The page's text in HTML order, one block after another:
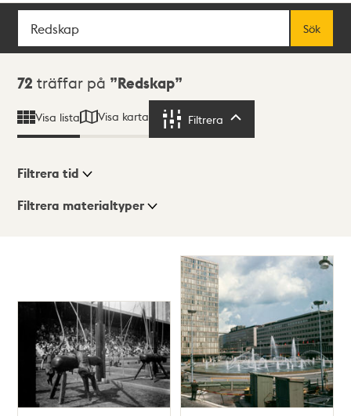
Sök
Sök
Sökresultat
72 träffar på Redskap
Visa lista Visa karta Filtrera
Visningsläge
Filtrera tid
Filtrera materialtyper